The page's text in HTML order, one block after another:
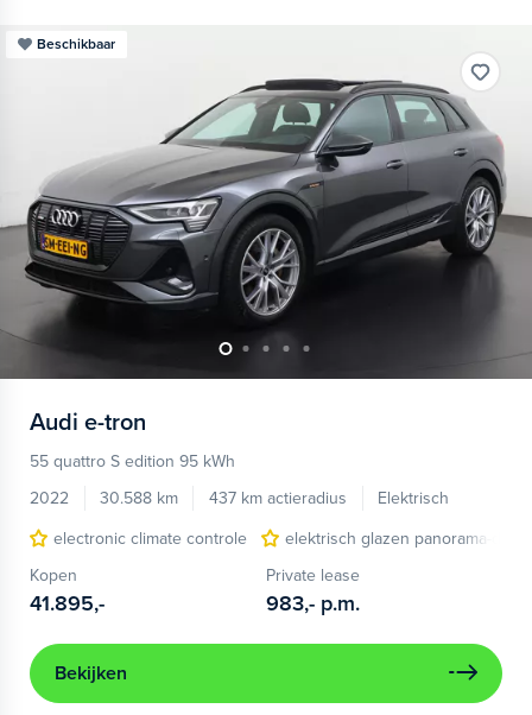
Beschikbaar
Audi e-tron
55 quattro S edition 95 kWh
2022
30.588 km 437 km actieradius
Elektrisch
electronic climate controle
elektrisch glazen panorama-dak
Kopen
41.895,-
Private lease
983,- p.m.
Bekijken